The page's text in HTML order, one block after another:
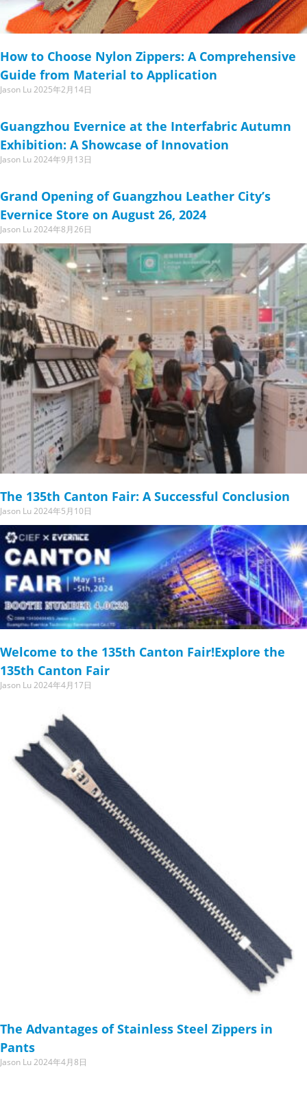
How to Choose Nylon Zippers: A Comprehensive
Guide from Material to Application
Jason Lu2025年2月14日
Guangzhou Evernice at the Interfabric Autumn
Exhibition: A Showcase of Innovation
Jason Lu2024年9月13日
Grand Opening of Guangzhou Leather City’s
Evernice Store on August 26, 2024
Jason Lu2024年8月26日
The 135th Canton Fair: A Successful Conclusion
Jason Lu2024年5月10日
Welcome to the 135th Canton Fair!Explore the
135th Canton Fair
Jason Lu2024年4月17日
The Advantages of Stainless Steel Zippers in
Pants
Jason Lu2024年4月8日